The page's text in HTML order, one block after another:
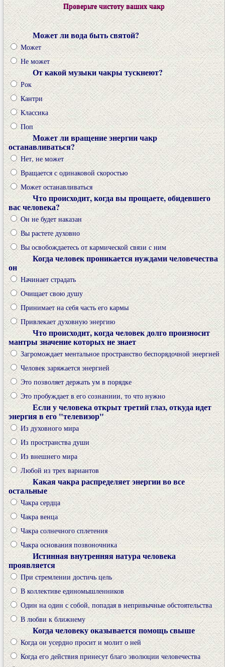
Проверьте чистоту ваших чакр
Может ли вода быть святой?
Может
Не может
От какой музыки чакры тускнеют?
Рок
Кантри
Классика
Поп
Может ли вращение энергии чакр
останавливаться?
Нет, не может
Вращается с одинаковой скоростью
Может останавливаться
Что происходит, когда вы прощаете, обидевшего
вас человека?
Он не будет наказан
Вы растете духовно
Вы освобождаетесь от кармической связи с ним
Когда человек проникается нуждами человечества
он
Начинает страдать
Очищает свою душу
Принимает на себя часть его кармы
Привлекает духовную энергию
Что происходит, когда человек долго произносит
мантры значение которых не знает
Загромождает ментальное пространство беспорядочной энергией
Человек заряжается энергией
Это позволяет держать ум в порядке
Это пробуждает в его сознаниии, то что нужно
Если у человека открыт третий глаз, откуда идет
энергия в его "телевизор"
Из духовного мира
Из пространства души
Из внешнего мира
Любой из трех вариантов
Какая чакра распределяет энергии во все
остальные
Чакра сердца
Чакра венца
Чакра солнечного сплетения
Чакра основания позвоночника
Истинная внутренняя натура человека
проявляется
При стремлении достичь цель
В коллективе единомышленников
Один на один с собой, попадая в непривычные обстоятельства
В любви к ближнему
Когда человеку оказывается помощь свыше
Когда он усердно просит и молит о ней
Когда его действия принесут благо эволюции человечества